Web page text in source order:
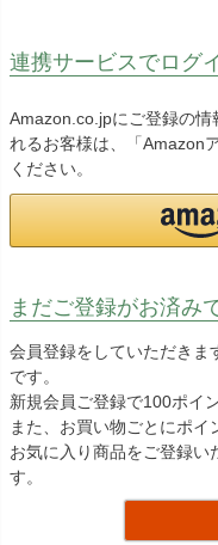
連携サービスでログ
Amazon.co.jpにご登録の情
れるお客様は、「Amazon
ください。
まだご登録がお済み
会員登録をしていただきま
です。
新規会員ご登録で100ポイ
また、お買い物ごとにポイ
お気に入り商品をご登録い
す。